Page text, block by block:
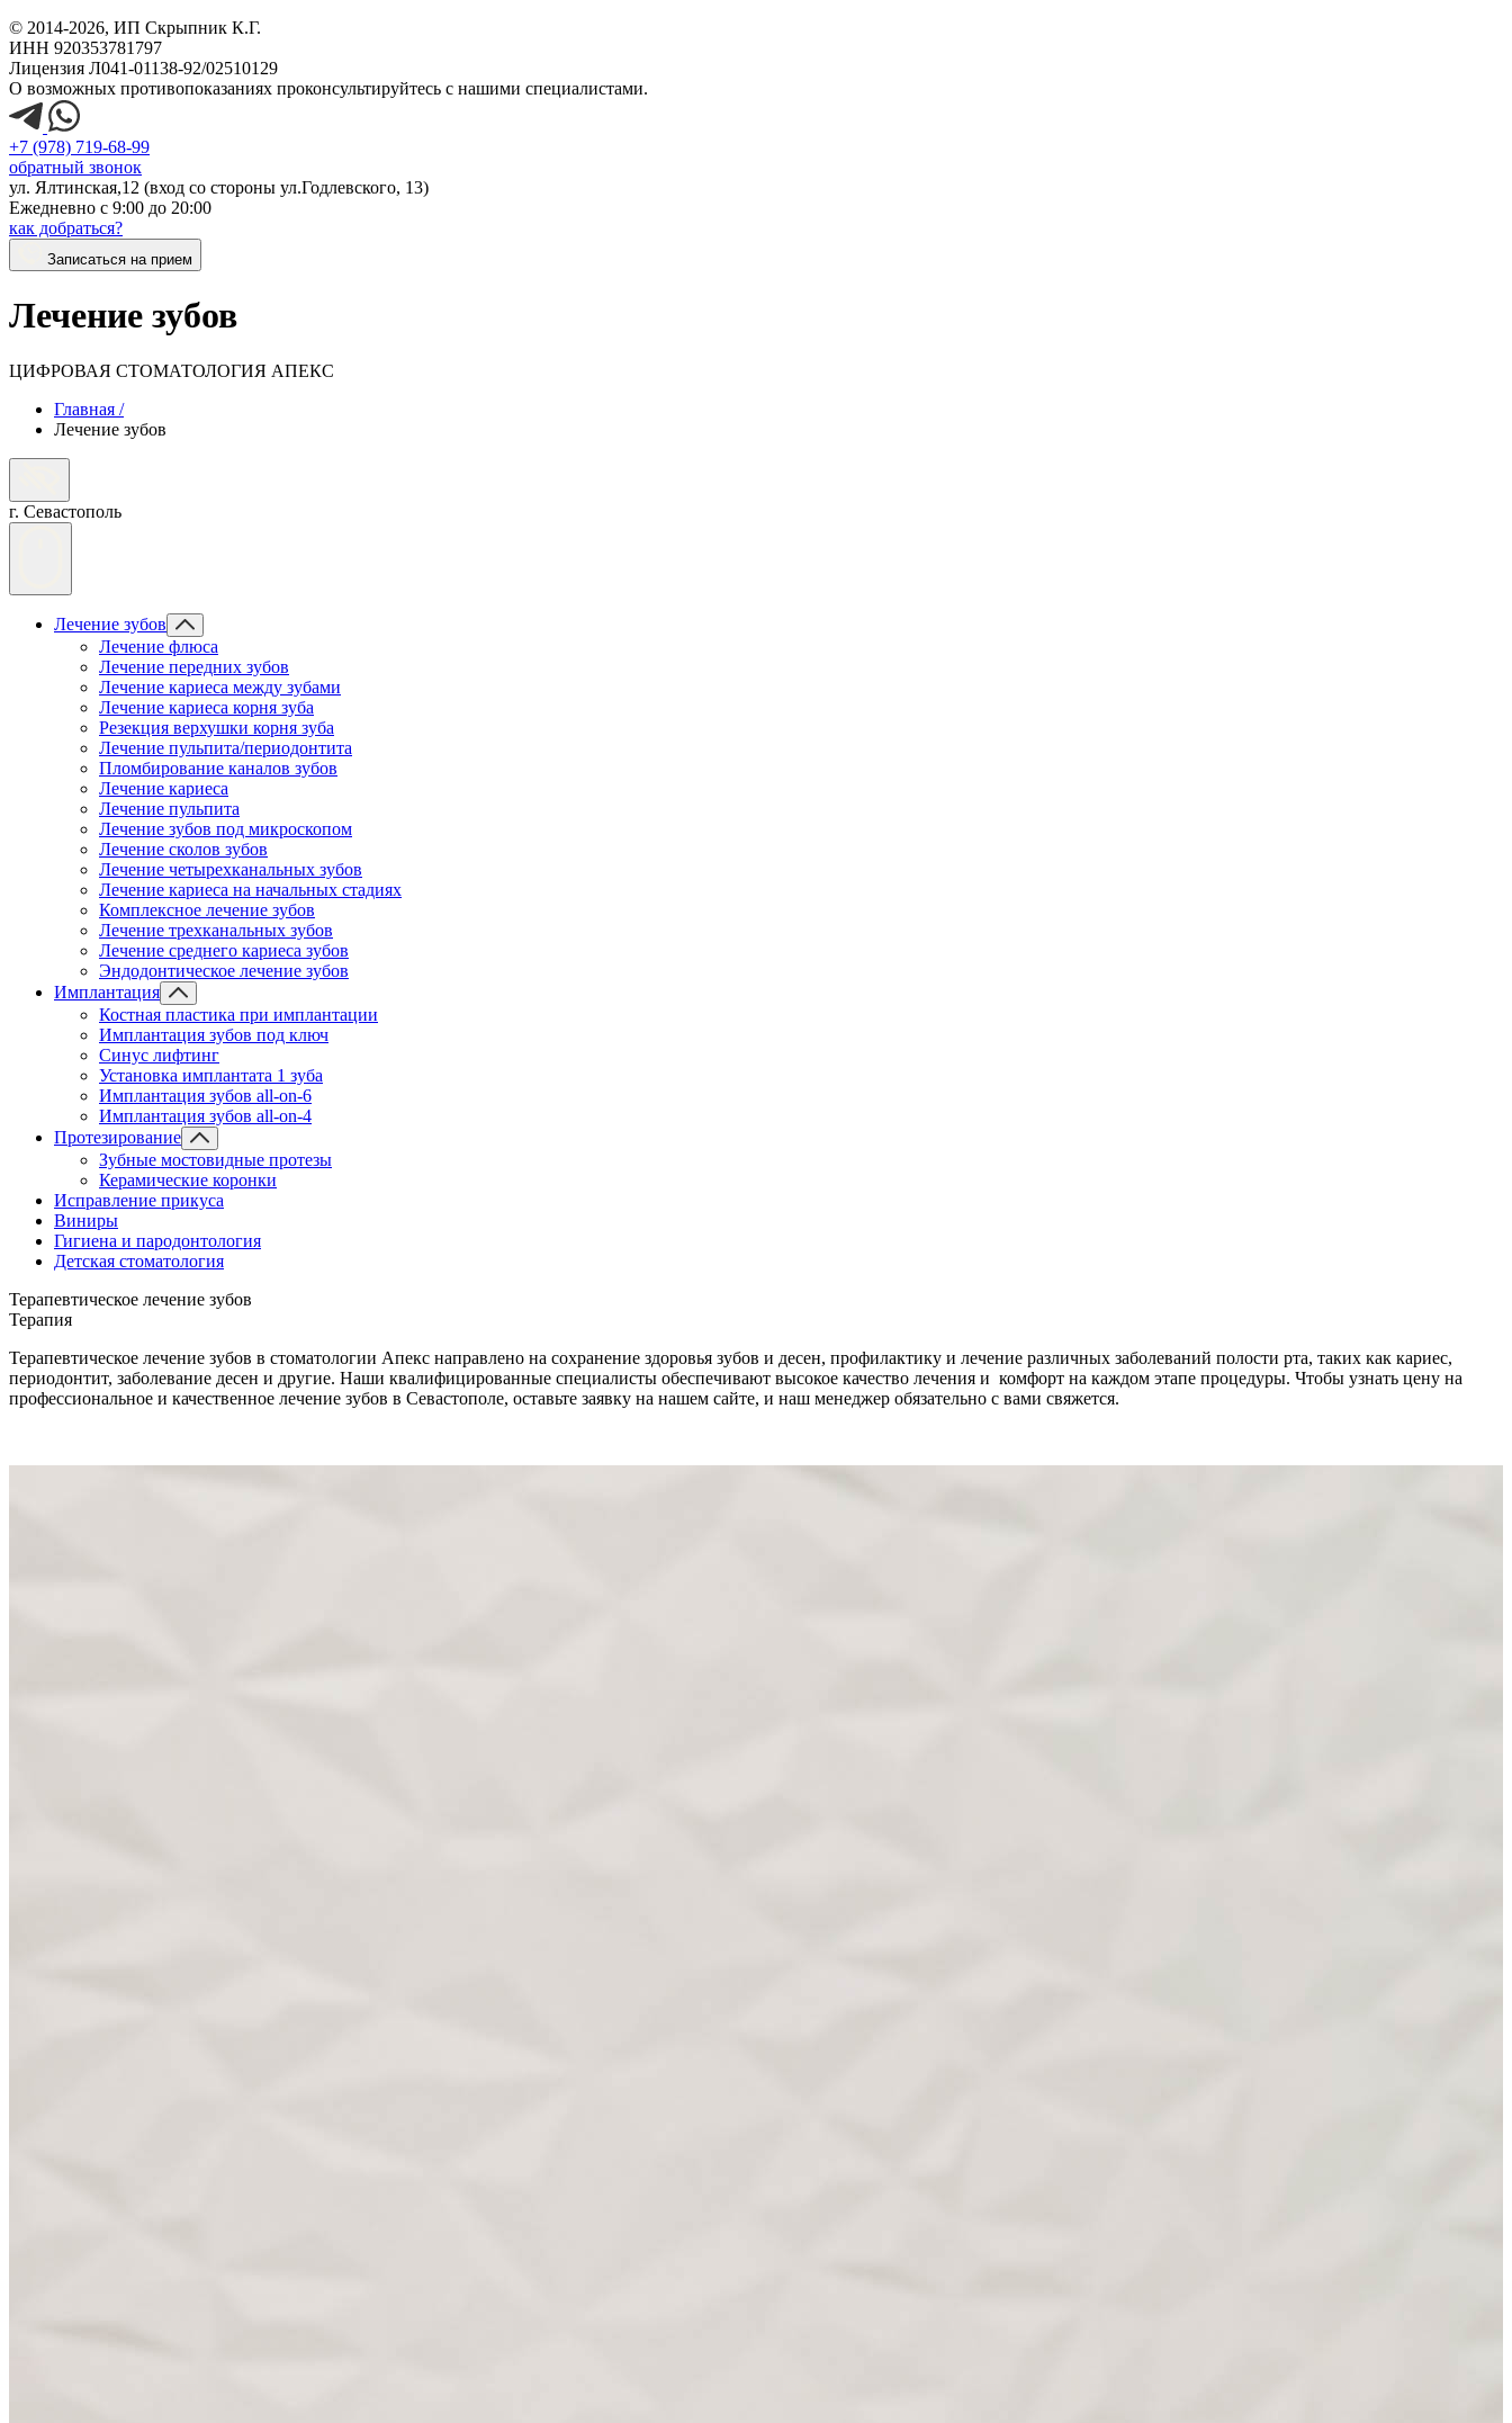
© 2014-2026, ИП Скрыпник К.Г.
ИНН 920353781797
Лицензия Л041-01138-92/02510129
О возможных противопоказаниях проконсультируйтесь с нашими специалистами.
+7 (978) 719-68-99
обратный звонок
ул. Ялтинская,12 (вход со стороны ул.Годлевского, 13)
Ежедневно с 9:00 до 20:00
как добраться?
Записаться на прием
Лечение зубов
ЦИФРОВАЯ СТОМАТОЛОГИЯ АПЕКС
Главная /
Лечение зубов
г. Севастополь
Лечение зубов
Лечение флюса
Лечение передних зубов
Лечение кариеса между зубами
Лечение кариеса корня зуба
Резекция верхушки корня зуба
Лечение пульпита/периодонтита
Пломбирование каналов зубов
Лечение кариеса
Лечение пульпита
Лечение зубов под микроскопом
Лечение сколов зубов
Лечение четырехканальных зубов
Лечение кариеса на начальных стадиях
Комплексное лечение зубов
Лечение трехканальных зубов
Лечение среднего кариеса зубов
Эндодонтическое лечение зубов
Имплантация
Костная пластика при имплантации
Имплантация зубов под ключ
Синус лифтинг
Установка имплантата 1 зуба
Имплантация зубов all-on-6
Имплантация зубов all-on-4
Протезирование
Зубные мостовидные протезы
Керамические коронки
Исправление прикуса
Виниры
Гигиена и пародонтология
Детская стоматология
Терапевтическое лечение зубов
Терапия
Терапевтическое лечение зубов в стоматологии Апекс направлено на сохранение здоровья зубов и десен, профилактику и лечение различных заболеваний полости рта, таких как кариес,
периодонтит, заболевание десен и другие. Наши квалифицированные специалисты обеспечивают высокое качество лечения и комфорт на каждом этапе процедуры. Чтобы узнать цену на
профессиональное и качественное лечение зубов в Севастополе, оставьте заявку на нашем сайте, и наш менеджер обязательно с вами свяжется.